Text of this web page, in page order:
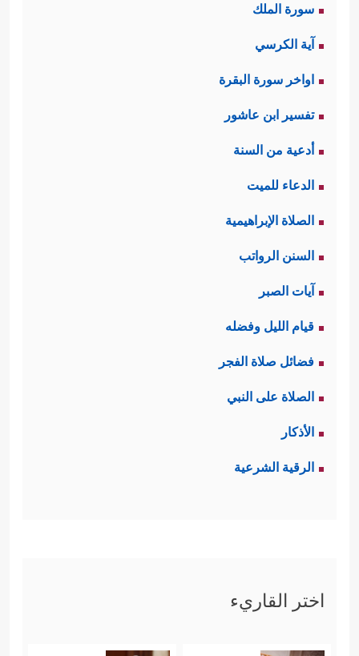
سورة الملك
آية الكرسي
اواخر سورة البقرة
تفسير ابن عاشور
أدعية من السنة
الدعاء للميت
الصلاة الإبراهيمية
السنن الرواتب
آيات الصبر
قيام الليل وفضله
فضائل صلاة الفجر
الصلاة على النبي
الأذكار
الرقية الشرعية
اختر القاريء